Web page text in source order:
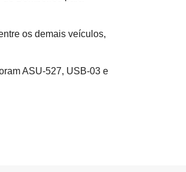
os demais veículos,
ASU-527, USB-03 e